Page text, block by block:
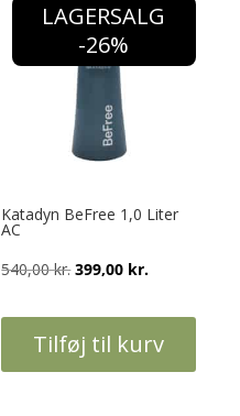
LAGERSALG
-26%
Katadyn BeFree 1,0 Liter
AC
540,00kr.Den
var:
399,00 kr.
er:
Tilføj til kurv